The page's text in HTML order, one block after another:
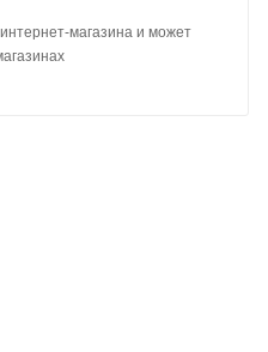
магазина и может